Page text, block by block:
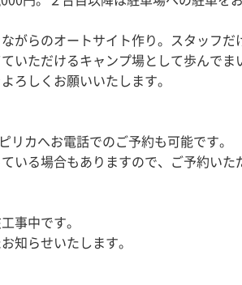
がらのオートサイト作り。スタッフ
いただけるキャンプ場として歩んでま
ろしくお願いいたします。
カへお電話でのご予約も可能です。
いる場合もありますので、ご予約い
事中です。
知らせいたします。